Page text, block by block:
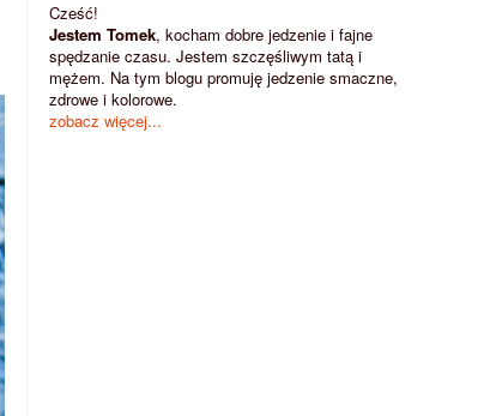
Cześć!
Jestem Tomek, kocham dobre jedzenie i fajne
spędzanie czasu. Jestem szczęśliwym tatą i
mężem. Na tym blogu promuję jedzenie smaczne,
zdrowe i kolorowe.
zobacz więcej...